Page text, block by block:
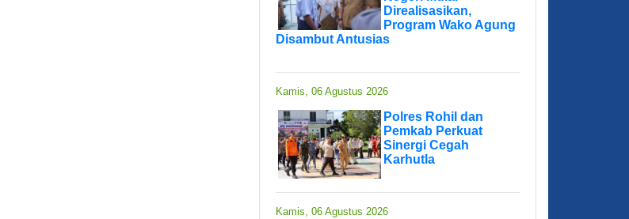
Direalisasikan,
Program Wako Agung
Disambut Antusias
Kamis, 06 Agustus 2026
Polres Rohil dan
Pemkab Perkuat
Sinergi Cegah
Karhutla
Kamis, 06 Agustus 2026